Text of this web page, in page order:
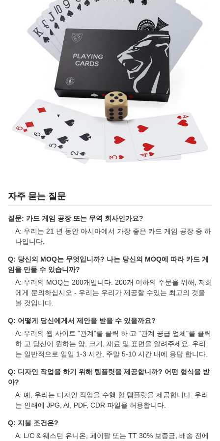
자주 묻는 질문
질문: 카드 게임 공장 또는 무역 회사인가요?
A: 우리는 21 년 동안 아시아에서 가장 좋은 카드 게임 공장 중 하
나입니다.
Q: 당신의 MOQ는 무엇입니까? 나는 당신의 MOQ에 따라 카드 게
임을 만들 수 있습니까?
A: 우리의 MOQ는 200개입니다. 200개 이하의 주문을 위해, 저희
에게 문의하십시오 - 우리는 우리가 제공할 수있는 최고의 것을
볼 것입니다.
Q: 어떻게 당신에게서 제안을 받을 수 있을까요?
A: 우리의 웹 사이트 "관계"를 클릭 하 고 "관계 공급 업체"를 클릭
하 고 당신이 원하는 양, 크기, 재료 및 표면을 알려주세요. 우리
는 일반적으로 일일 1-3 시간, 주말 5-10 시간 내에 응답 합니다.
Q: 디자인 작업을 하기 위해 템플릿을 제공합니까? 어떤 형식을 받
아?
A: 예, 우리는 디자인 작업을 수행 할 템플릿을 제공합니다. 우리
는 인쇄에 JPG, AI, PDF, CDR 파일을 허용합니다.
Q: 지불 조건은?
A: L/C & 웨스턴 유니온, 페이팔 또는 TT 30% 보증금, 배송 전에